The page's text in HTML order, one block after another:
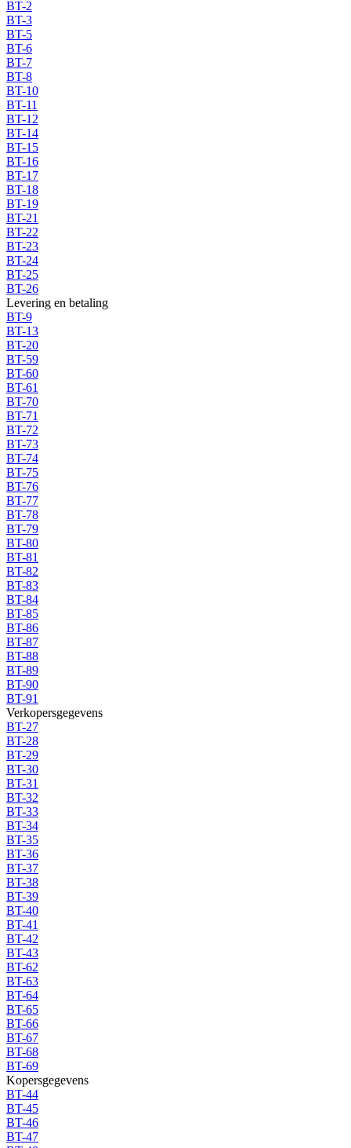
BT-2
BT-3
BT-5
BT-6
BT-7
BT-8
BT-10
BT-11
BT-12
BT-14
BT-15
BT-16
BT-17
BT-18
BT-19
BT-21
BT-22
BT-23
BT-24
BT-25
BT-26
Levering en betaling
BT-9
BT-13
BT-20
BT-59
BT-60
BT-61
BT-70
BT-71
BT-72
BT-73
BT-74
BT-75
BT-76
BT-77
BT-78
BT-79
BT-80
BT-81
BT-82
BT-83
BT-84
BT-85
BT-86
BT-87
BT-88
BT-89
BT-90
BT-91
Verkopersgegevens
BT-27
BT-28
BT-29
BT-30
BT-31
BT-32
BT-33
BT-34
BT-35
BT-36
BT-37
BT-38
BT-39
BT-40
BT-41
BT-42
BT-43
BT-62
BT-63
BT-64
BT-65
BT-66
BT-67
BT-68
BT-69
Kopersgegevens
BT-44
BT-45
BT-46
BT-47